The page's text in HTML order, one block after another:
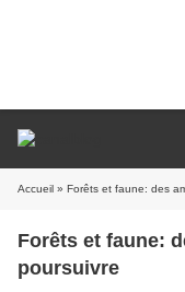
Accueil » Forêts et faune: des
Forêts et faune:
poursuivre